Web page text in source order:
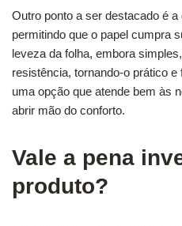
Outro ponto a ser destacado é a
permitindo que o papel cumpra
leveza da folha, embora
resistência, tornando-o prático
uma opção que atende bem às
abrir mão do conforto.
Vale a pena
produto?